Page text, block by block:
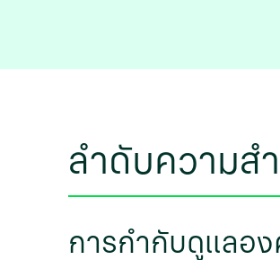
ลําดับความสํ
การกํากับดูแลอ